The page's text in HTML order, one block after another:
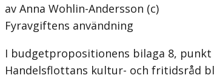
av Anna Wohlin-Andersson (c)
Fyravgiftens användning
I budgetpropositionens bilaga 8, punkt
Handelsflottans kultur- och fritidsråd